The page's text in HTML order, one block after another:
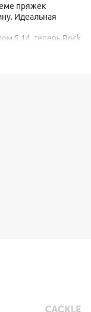
пряжек
Идеальная
5.14, теперь Rock